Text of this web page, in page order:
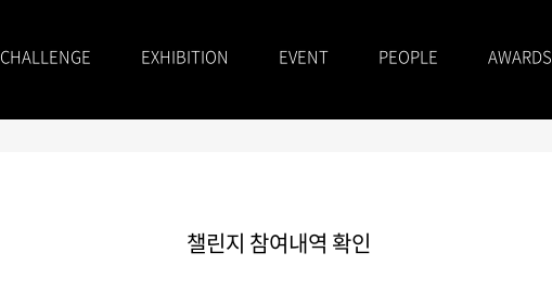
CHALLENGE EXHIBITION EVENT PEOPLE AWARDS
챌린지 참여내역 확인